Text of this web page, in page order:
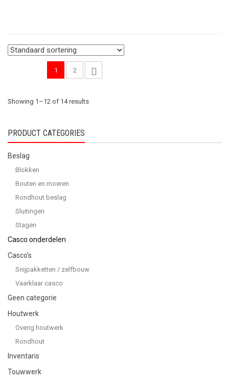
1 2
Showing 1–12 of 14 results
PRODUCT CATEGORIES
Beslag
Blokken
Bouten en moeren
Rondhout beslag
Sluitingen
Stagen
Casco onderdelen
Casco's
Snijpakketten / zelfbouw
Vaarklaar casco
Geen categorie
Houtwerk
Overig houtwerk
Rondhout
Inventaris
Touwwerk